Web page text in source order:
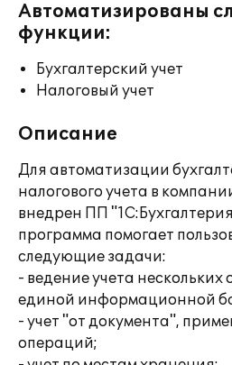
Автоматизированы
функции:
Бухгалтерский учет
Налоговый учет
Описание
Для автоматизации
налогового учета в
внедрен ПП
программа помогает
следующие задачи:
- ведение учета нескольких
единой информационной
- учет "от документа",
операций;